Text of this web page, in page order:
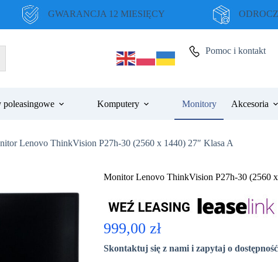
GWARANCJA 12 MIESIĘCY
Pomoc i kontakt
poleasingowe Komputery Monitory Akcesoria
Lenovo ThinkVision P27h-30 (2560 x 1440) 27″ Klasa A
Monitor Lenovo ThinkVision P27h-30 (2560
999,00 zł
Skontaktuj się z nami i zapytaj o